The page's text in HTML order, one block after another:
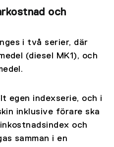
och
i två serier, där
(diesel MK1), och
egen indexserie, och i
inklusive förare ska
och
samman i en